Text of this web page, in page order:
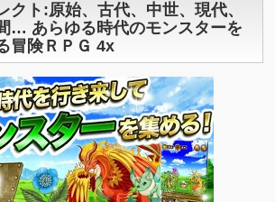
クト:原始、古代、中世、現代、
… あらゆる時代のモンスターを
冒険ＲＰＧ 4x